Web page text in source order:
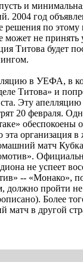
и
2004 год
решения по
не принять
Титова будет
в УЕФА, в
Титова» и
Эту апелляцию
20 февраля.
эта организация
матч
не успеет
-- «Монако»,
должно пройти
Более
матч в другой